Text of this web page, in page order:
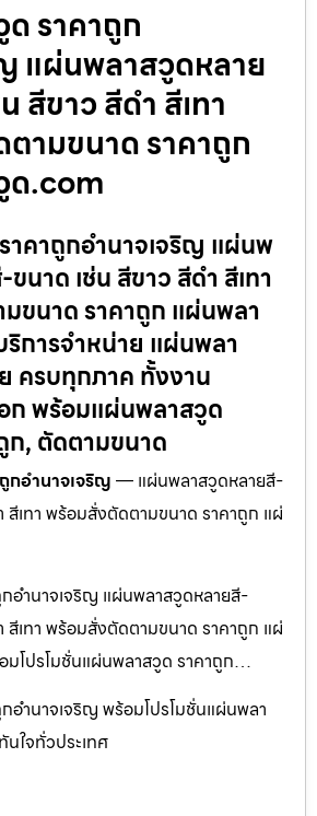
ราคาถูก
แผ่นพลาสวูดหลาย
สีขาว สีดำ สีเทา
ามขนาด ราคาถูก
ด.com
าคาถูกอำนาจเจริญ แผ่นพ
นาด เช่น สีขาว สีดำ สีเทา
ขนาด ราคาถูก แผ่นพลา
การจำหน่าย แผ่นพลา
ครบทุกภาค ทั้งงาน
ก พร้อมแผ่นพลาสวูด
ก, ตัดตามขนาด
กอำนาจเจริญ — แผ่นพลาสวูดหลายสี-
สีเทา พร้อมสั่งตัดตามขนาด ราคาถูก แผ่
อำนาจเจริญ แผ่นพลาสวูดหลายสี-
สีเทา พร้อมสั่งตัดตามขนาด ราคาถูก แผ่
โปรโมชั่นแผ่นพลาสวูด ราคาถูก…
อำนาจเจริญ พร้อมโปรโมชั่นแผ่นพลา
ใจทั่วประเทศ